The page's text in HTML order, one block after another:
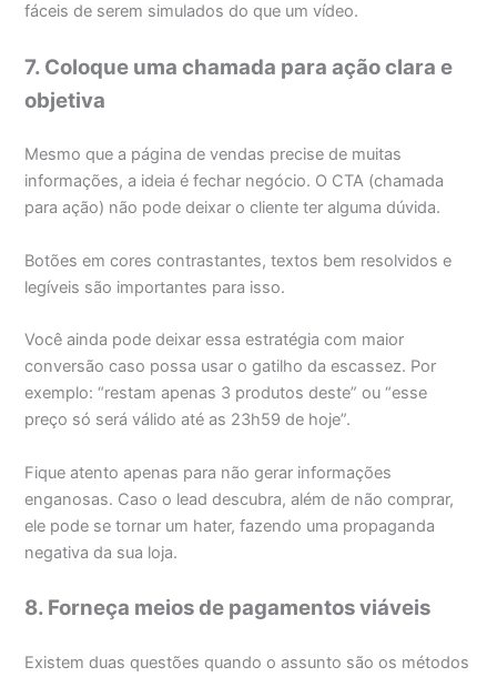
fáceis de serem simulados do que um vídeo.
7. Coloque uma chamada para ação clara e
objetiva
Mesmo que a página de vendas precise de muitas
informações, a ideia é fechar negócio. O CTA (chamada
para ação) não pode deixar o cliente ter alguma dúvida.
Botões em cores contrastantes, textos bem resolvidos e
legíveis são importantes para isso.
Você ainda pode deixar essa estratégia com maior
conversão caso possa usar o gatilho da escassez. Por
exemplo: “restam apenas 3 produtos deste” ou “esse
preço só será válido até as 23h59 de hoje”.
Fique atento apenas para não gerar informações
enganosas. Caso o lead descubra, além de não comprar,
ele pode se tornar um hater, fazendo uma propaganda
negativa da sua loja.
8. Forneça meios de pagamentos viáveis
Existem duas questões quando o assunto são os métodos